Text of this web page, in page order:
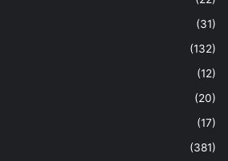
(31)
(132)
(12)
(20)
(17)
(381)